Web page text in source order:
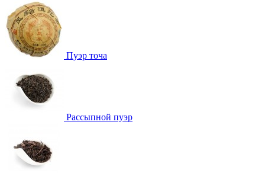
Пуэр точа
Рассыпной пуэр